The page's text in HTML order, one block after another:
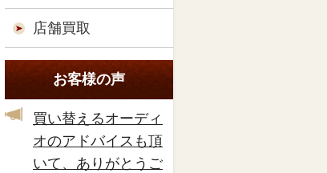
店舗買取
お客様の声
買い替えるオーディ
オのアドバイスも頂
いて、ありがとうご